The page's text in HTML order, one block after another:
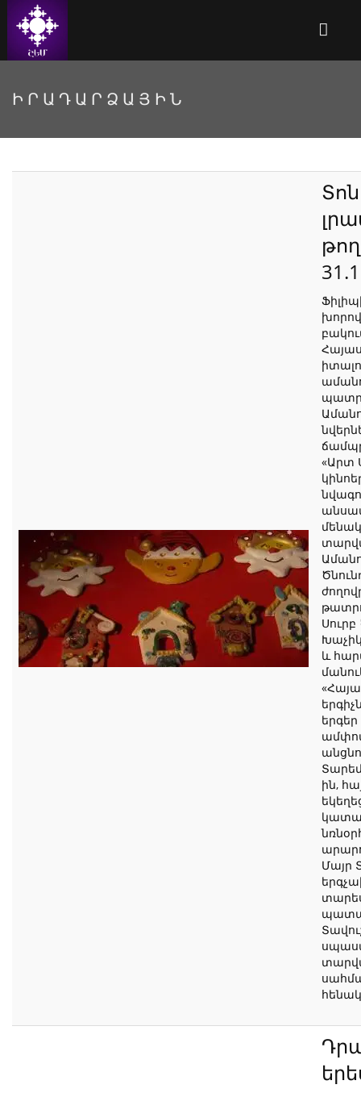
ԻՐԱԴԱՐՁԱՅԻՆ
«Արտ
Սուրբ
և
երգեր
ին,
Մայր